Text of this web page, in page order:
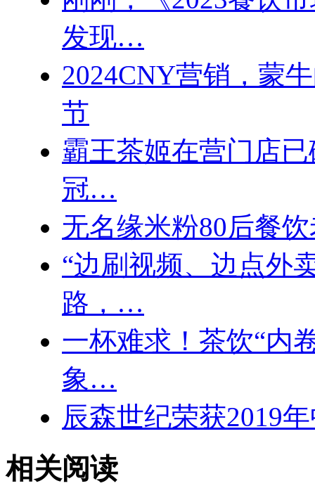
发现…
2024CNY营销，蒙
节
霸王茶姬在营门店
冠…
无名缘米粉80后餐
“边刷视频、边点外
路，…
一杯难求！茶饮“内
象…
辰森世纪荣获2019
相关阅读